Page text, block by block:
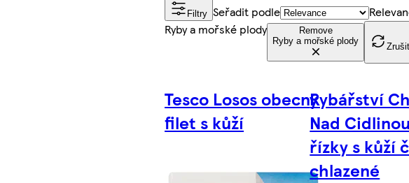
Filtry Seřadit podle
Ryby a mořské plody
Remove
Ryby a mořské plody
Tesco Losos obecný
filet s kůží
Rybářství
Nad
řízky s kůží
chlazené